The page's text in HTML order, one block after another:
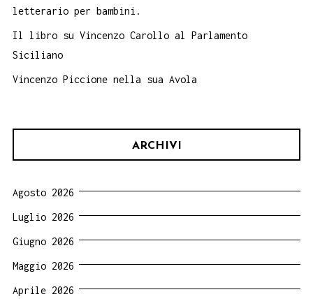
letterario per bambini.
Il libro su Vincenzo Carollo al Parlamento
Siciliano
Vincenzo Piccione nella sua Avola
ARCHIVI
Agosto 2026
Luglio 2026
Giugno 2026
Maggio 2026
Aprile 2026